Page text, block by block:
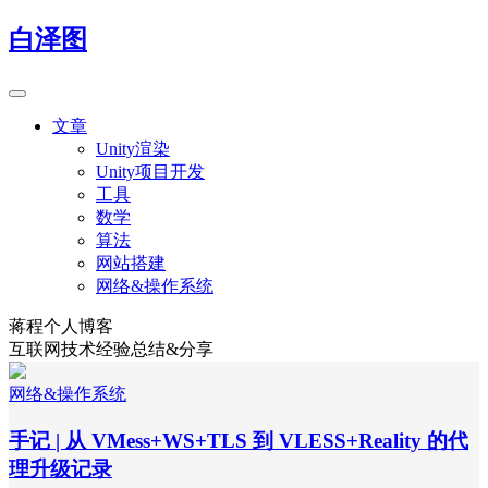
白泽图
文章
Unity渲染
Unity项目开发
工具
数学
算法
网站搭建
网络&操作系统
蒋程个人博客
互联网技术经验总结&分享
网络&操作系统
手记 | 从 VMess+WS+TLS 到 VLESS+Reality 的代
理升级记录